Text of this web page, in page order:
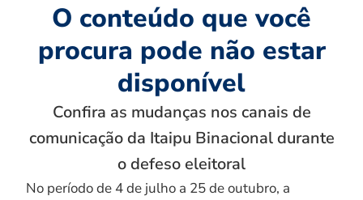
O conteúdo que você
procura pode não estar
disponível
Confira as mudanças nos canais de
comunicação da Itaipu Binacional durante
o defeso eleitoral
No período de 4 de julho a 25 de outubro, a